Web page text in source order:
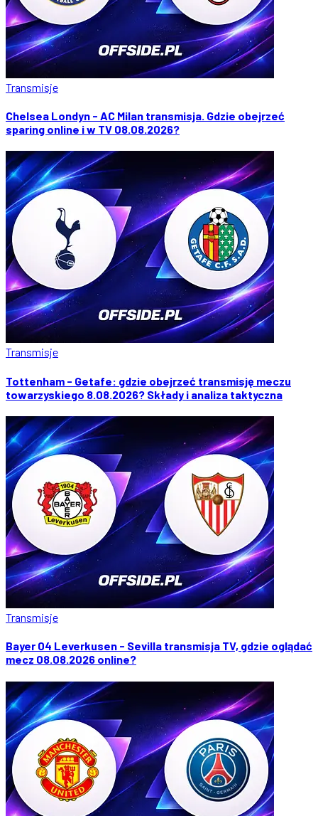
Transmisje
Chelsea Londyn - AC Milan transmisja. Gdzie obejrzeć
sparing online i w TV 08.08.2026?
Transmisje
Tottenham - Getafe: gdzie obejrzeć transmisję meczu
towarzyskiego 8.08.2026? Składy i analiza taktyczna
Transmisje
Bayer 04 Leverkusen - Sevilla transmisja TV, gdzie oglądać
mecz 08.08.2026 online?